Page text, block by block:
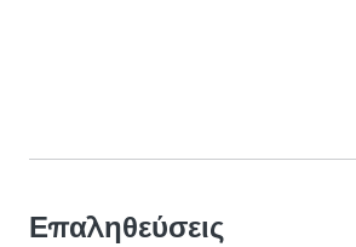
Επαληθεύσεις